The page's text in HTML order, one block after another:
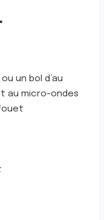
un bol d’au
au micro-ondes